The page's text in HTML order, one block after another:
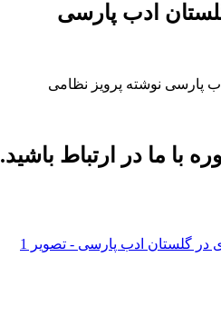
ادب پارسی
پارسی نوشته پرویز نظامی
با ما در ارتباط باشید.